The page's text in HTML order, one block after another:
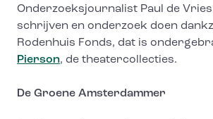
Onderzoeksjournalist Paul de
schrijven en onderzoek doen
Rodenhuis Fonds, dat is
Pierson, de theatercollecties.
De Groene Amsterdammer